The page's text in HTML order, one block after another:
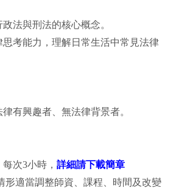
政法與刑法的核心概念。
思考能力，理解日常生活中常見法律
有興趣者、無法律背景者。
次3小時， 詳細請下載簡章
適當調整師資、課程、時間及改變